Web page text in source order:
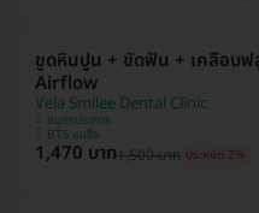
ขูดหินปูน + ขัดฟัน + เคลือบฟ
Airflow
Vela Smilee Dental Clinic
สมุทรปราการ
BTS แบริ่ง
1,470 บาท1,500 บาท ประหยัด 2%